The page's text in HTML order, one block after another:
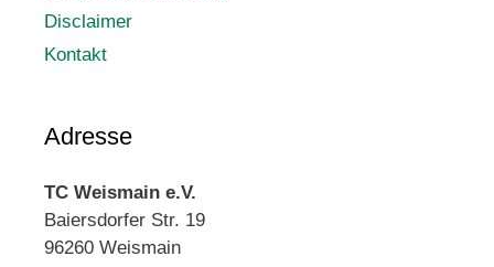
Disclaimer
Kontakt
Adresse
TC Weismain e.V.
Baiersdorfer Str. 19
96260 Weismain